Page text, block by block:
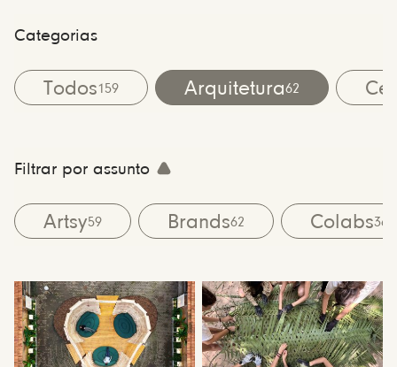
Categorias
Todos159 Arquitetura62
Filtrar por assunto
Artsy59 Brands62 Colabs36